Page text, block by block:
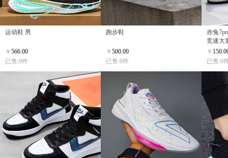
运动鞋 男
￥ 566.00
已售:0件
跑步鞋
￥ 500.00
已售:0件
赤兔
竞速大
￥
已售:0